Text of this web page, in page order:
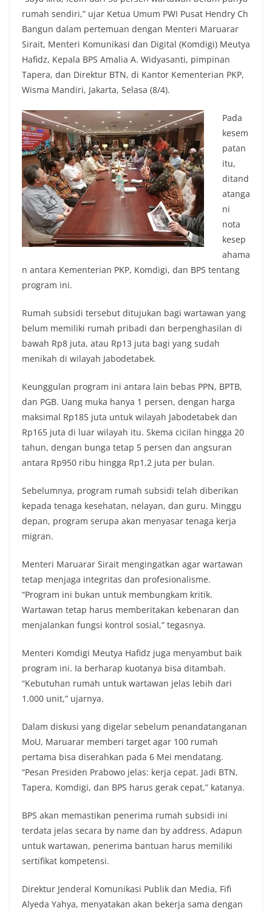
rumah sendiri,” ujar Ketua Umum PWI Pusat Hendry Ch
Bangun dalam pertemuan dengan Menteri Maruarar
Sirait, Menteri Komunikasi dan Digital (Komdigi) Meutya
Hafidz, Kepala BPS Amalia A. Widyasanti, pimpinan
Tapera, dan Direktur BTN, di Kantor Kementerian PKP,
Wisma Mandiri, Jakarta, Selasa (8/4).
Pada
kesem
patan
itu,
ditand
atanga
ni
nota
kesep
ahama
n antara Kementerian PKP, Komdigi, dan BPS tentang
program ini.
Rumah subsidi tersebut ditujukan bagi wartawan yang
belum memiliki rumah pribadi dan berpenghasilan di
bawah Rp8 juta, atau Rp13 juta bagi yang sudah
menikah di wilayah Jabodetabek.
Keunggulan program ini antara lain bebas PPN, BPTB,
dan PGB. Uang muka hanya 1 persen, dengan harga
maksimal Rp185 juta untuk wilayah Jabodetabek dan
Rp165 juta di luar wilayah itu. Skema cicilan hingga 20
tahun, dengan bunga tetap 5 persen dan angsuran
antara Rp950 ribu hingga Rp1,2 juta per bulan.
Sebelumnya, program rumah subsidi telah diberikan
kepada tenaga kesehatan, nelayan, dan guru. Minggu
depan, program serupa akan menyasar tenaga kerja
migran.
Menteri Maruarar Sirait mengingatkan agar wartawan
tetap menjaga integritas dan profesionalisme.
“Program ini bukan untuk membungkam kritik.
Wartawan tetap harus memberitakan kebenaran dan
menjalankan fungsi kontrol sosial,” tegasnya.
Menteri Komdigi Meutya Hafidz juga menyambut baik
program ini. Ia berharap kuotanya bisa ditambah.
“Kebutuhan rumah untuk wartawan jelas lebih dari
1.000 unit,” ujarnya.
Dalam diskusi yang digelar sebelum penandatanganan
MoU, Maruarar memberi target agar 100 rumah
pertama bisa diserahkan pada 6 Mei mendatang.
“Pesan Presiden Prabowo jelas: kerja cepat. Jadi BTN,
Tapera, Komdigi, dan BPS harus gerak cepat,” katanya.
BPS akan memastikan penerima rumah subsidi ini
terdata jelas secara by name dan by address. Adapun
untuk wartawan, penerima bantuan harus memiliki
sertifikat kompetensi.
Direktur Jenderal Komunikasi Publik dan Media, Fifi
Alyeda Yahya, menyatakan akan bekerja sama dengan